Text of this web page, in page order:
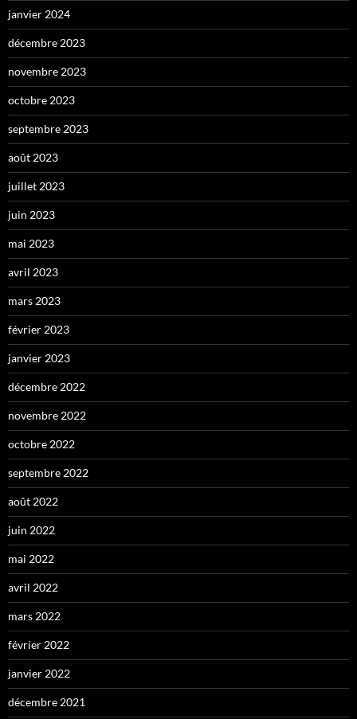
janvier 2024
décembre 2023
novembre 2023
octobre 2023
septembre 2023
août 2023
juillet 2023
juin 2023
mai 2023
avril 2023
mars 2023
février 2023
janvier 2023
décembre 2022
novembre 2022
octobre 2022
septembre 2022
août 2022
juin 2022
mai 2022
avril 2022
mars 2022
février 2022
janvier 2022
décembre 2021